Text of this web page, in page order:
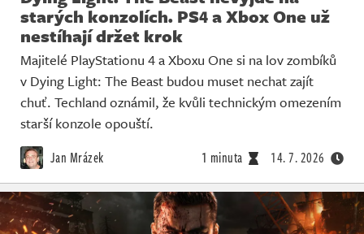
starých konzolích. PS4 a Xbox One už
nestíhají držet krok
Majitelé PlayStationu 4 a Xboxu One si na lov zombíků
v Dying Light: The Beast budou muset nechat zajít
chuť. Techland oznámil, že kvůli technickým omezením
starší konzole opouští.
Jan Mrázek 1 minuta 14. 7. 2026